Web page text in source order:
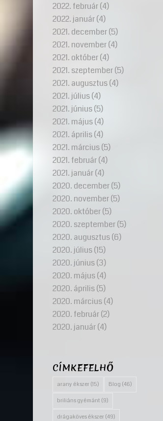
2022. február(4)
2022. január(4)
2021. december(5)
2021. november(4)
2021. október(4)
2021. szeptember(5)
2021. augusztus(4)
2021. július(4)
2021. június(5)
2021. május(4)
2021. április(4)
2021. március(5)
2021. február(4)
2021. január(4)
2020. december(5)
2020. november(5)
2020. október(5)
2020. szeptember(5)
2020. augusztus(6)
2020. július(15)
2020. június(3)
2020. május(4)
2020. április(5)
2020. március(4)
2020. február(2)
2020. január(4)
CÍMKEFELHŐ
arany ékszer (15) Blog (46)
briliáns gyémánt (9)
drágaköves ékszer (49)